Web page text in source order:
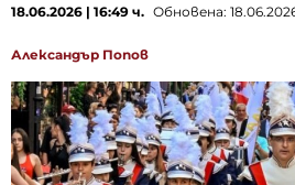
18.06.2026 | 16:49 ч. Обновена:
Александър Попов